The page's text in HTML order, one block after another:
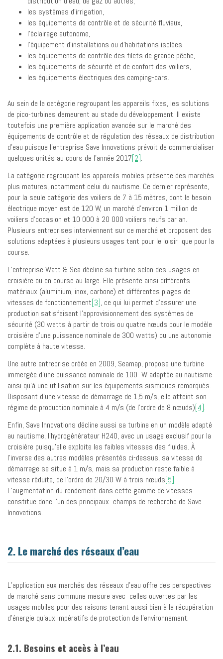
les systèmes d’irrigation,
les équipements de contrôle et de sécurité fluviaux,
l’éclairage autonome,
l’équipement d’installations ou d’habitations isolées.
les équipements de contrôle des filets de grande pêche,
les équipements de sécurité et de confort des voiliers,
les équipements électriques des camping-cars.
Au sein de la catégorie regroupant les appareils fixes, les solutions
de pico-turbines demeurent au stade du développement. Il existe
toutefois une première application avancée sur le marché des
équipements de contrôle et de régulation des réseaux de distribution
d’eau puisque l’entreprise Save Innovations prévoit de commercialiser
quelques unités au cours de l’année 2017[2].
La catégorie regroupant les appareils mobiles présente des marchés
plus matures, notamment celui du nautisme. Ce dernier représente,
pour la seule catégorie des voiliers de 7 à 15 mètres, dont le besoin
électrique moyen est de 120 W, un marché d’environ 1 million de
voiliers d’occasion et 10 000 à 20 000 voiliers neufs par an.
Plusieurs entreprises interviennent sur ce marché et proposent des
solutions adaptées à plusieurs usages tant pour le loisir que pour la
course.
L’entreprise Watt & Sea décline sa turbine selon des usages en
croisière ou en course au large. Elle présente ainsi différents
matériaux (aluminium, inox, carbone) et différentes plages de
vitesses de fonctionnement[3], ce qui lui permet d’assurer une
production satisfaisant l’approvisionnement des systèmes de
sécurité (30 watts à partir de trois ou quatre nœuds pour le modèle
croisière d’une puissance nominale de 300 watts) ou une autonomie
complète à haute vitesse.
Une autre entreprise créée en 2009, Seamap, propose une turbine
immergée d’une puissance nominale de 100 W adaptée au nautisme
ainsi qu’à une utilisation sur les équipements sismiques remorqués.
Disposant d’une vitesse de démarrage de 1,5 m/s, elle atteint son
régime de production nominale à 4 m/s (de l’ordre de 8 nœuds)[4].
Enfin, Save Innovations décline aussi sa turbine en un modèle adapté
au nautisme, l’hydrogénérateur H240, avec un usage exclusif pour la
croisière puisqu’elle exploite les faibles vitesses des fluides. À
l’inverse des autres modèles présentés ci-dessus, sa vitesse de
démarrage se situe à 1 m/s, mais sa production reste faible à
vitesse réduite, de l’ordre de 20/30 W à trois nœuds[5].
L’augmentation du rendement dans cette gamme de vitesses
constitue donc l’un des principaux champs de recherche de Save
Innovations.
2. Le marché des réseaux d’eau
L’application aux marchés des réseaux d’eau offre des perspectives
de marché sans commune mesure avec celles ouvertes par les
usages mobiles pour des raisons tenant aussi bien à la récupération
d’énergie qu’aux impératifs de protection de l’environnement.
2.1. Besoins et accès à l’eau